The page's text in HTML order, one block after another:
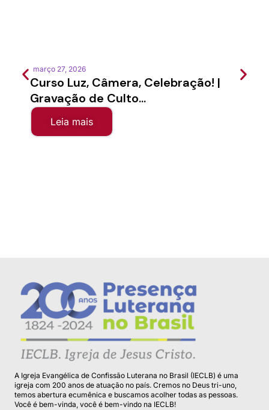
março 27, 2026
Curso Luz, Câmera, Celebração! |
Gravação de Culto...
Leia mais
A Igreja Evangélica de Confissão Luterana no Brasil (IECLB) é uma
igreja com 200 anos de atuação no país. Cremos no Deus tri-uno,
temos abertura ecumênica e buscamos acolher todas as pessoas.
Você é bem-vinda, você é bem-vindo na IECLB!